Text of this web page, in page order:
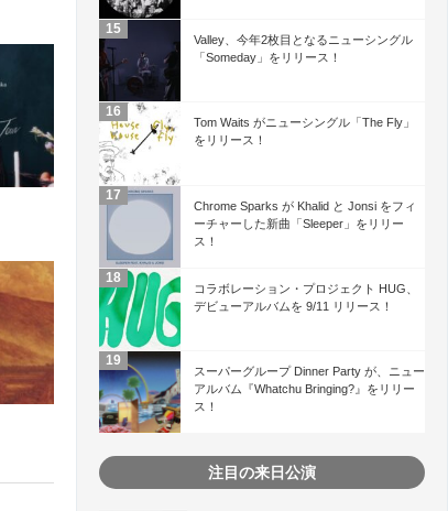
Valley、今年2枚目となるニューシングル
「Someday」をリリース！
Tom Waits がニューシングル「The Fly」
をリリース！
Chrome Sparks が Khalid と Jonsi をフィ
ーチャーした新曲「Sleeper」をリリー
ス！
コラボレーション・プロジェクト HUG、
デビューアルバムを 9/11 リリース！
スーパーグループ Dinner Party が、ニュー
アルバム『Whatchu Bringing?』をリリー
ス！
注目の来日公演